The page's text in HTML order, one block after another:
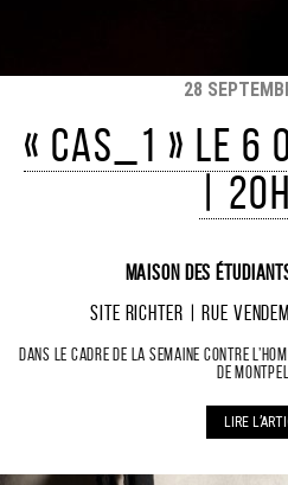
28
« CAS_1 » le 6
|
Maison des
Site Richter | Rue
Dans le cadre de la semaine contre
de
LIRE